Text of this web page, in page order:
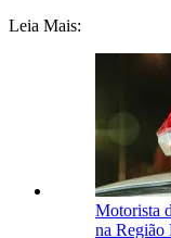
Leia Mais:
Motorista
na Região